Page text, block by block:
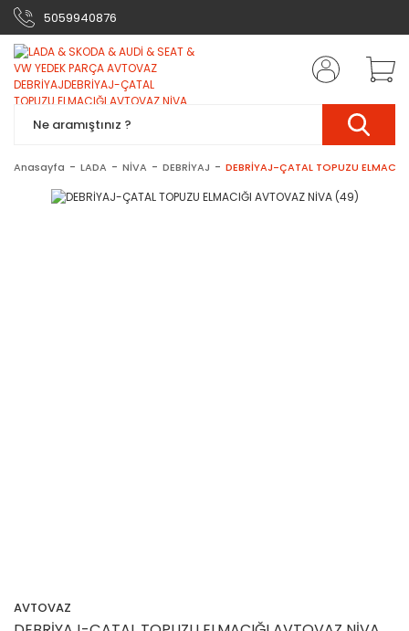
5059940876
Anasayfa LADA NİVA DEBRİYAJ DEBRİYAJ-ÇATAL TOPUZU
AVTOVAZ